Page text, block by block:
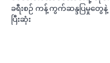
ခရီးစဉ် ကန့်ကွက်ဆန္ဒပြမှုတွေနဲ့
ပြီးဆုံး